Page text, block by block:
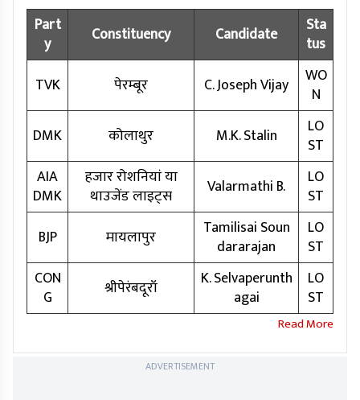
Part
y
Constituency Candidate
Sta
tus
TVK
पेरम्बूर C. Joseph Vijay
WO
N
DMK
कोलाथुर M.K. Stalin
LO
ST
AIA
DMK
हजार रोशनियां या
थाउजेंड लाइट्स
Valarmathi B.
LO
ST
BJP
मायलापुर
Tamilisai Soun
dararajan
LO
ST
CON
G
श्रीपेरंबदूरॉ
K. Selvaperunth
agai
LO
ST
ADVERTISEMENT